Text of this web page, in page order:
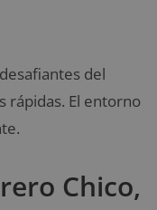
del
rápidas. El entorno
Chico,